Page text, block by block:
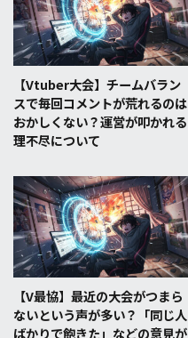
【Vtuber大会】チームバラン
スで毎回コメントが荒れるのは
おかしくない？運営が叩かれる
理不尽について
【V最協】最近の大会がつまら
ないという声が多い？「同じ人
ばかりで飽きた」などの意見が